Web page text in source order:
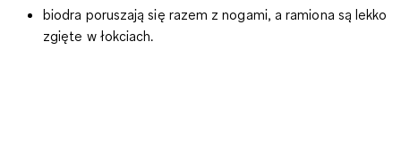
biodra poruszają się razem z nogami, a ramiona są lekko
zgięte w łokciach.